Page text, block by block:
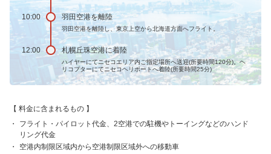
10:00 羽田空港を離陸
羽田空港を離陸し、東京上空から北海道方面へフライト。
12:00 札幌丘珠空港に着陸
ハイヤーにてニセコエリア内ご指定場所へ送迎(所要時間120分)。ヘ
リコプターにてニセコヘリポートへ着陸(所要時間25分)
料金に含まれるもの
フライト・パイロット代金、2空港での駐機やトーイングなどのハンド
リング代金
空港内制限区域内から空港制限区域外への移動車